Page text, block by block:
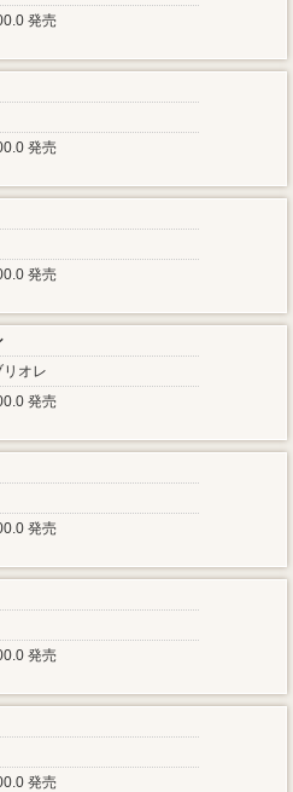
発売
発売
発売
オレ
発売
発売
発売
発売